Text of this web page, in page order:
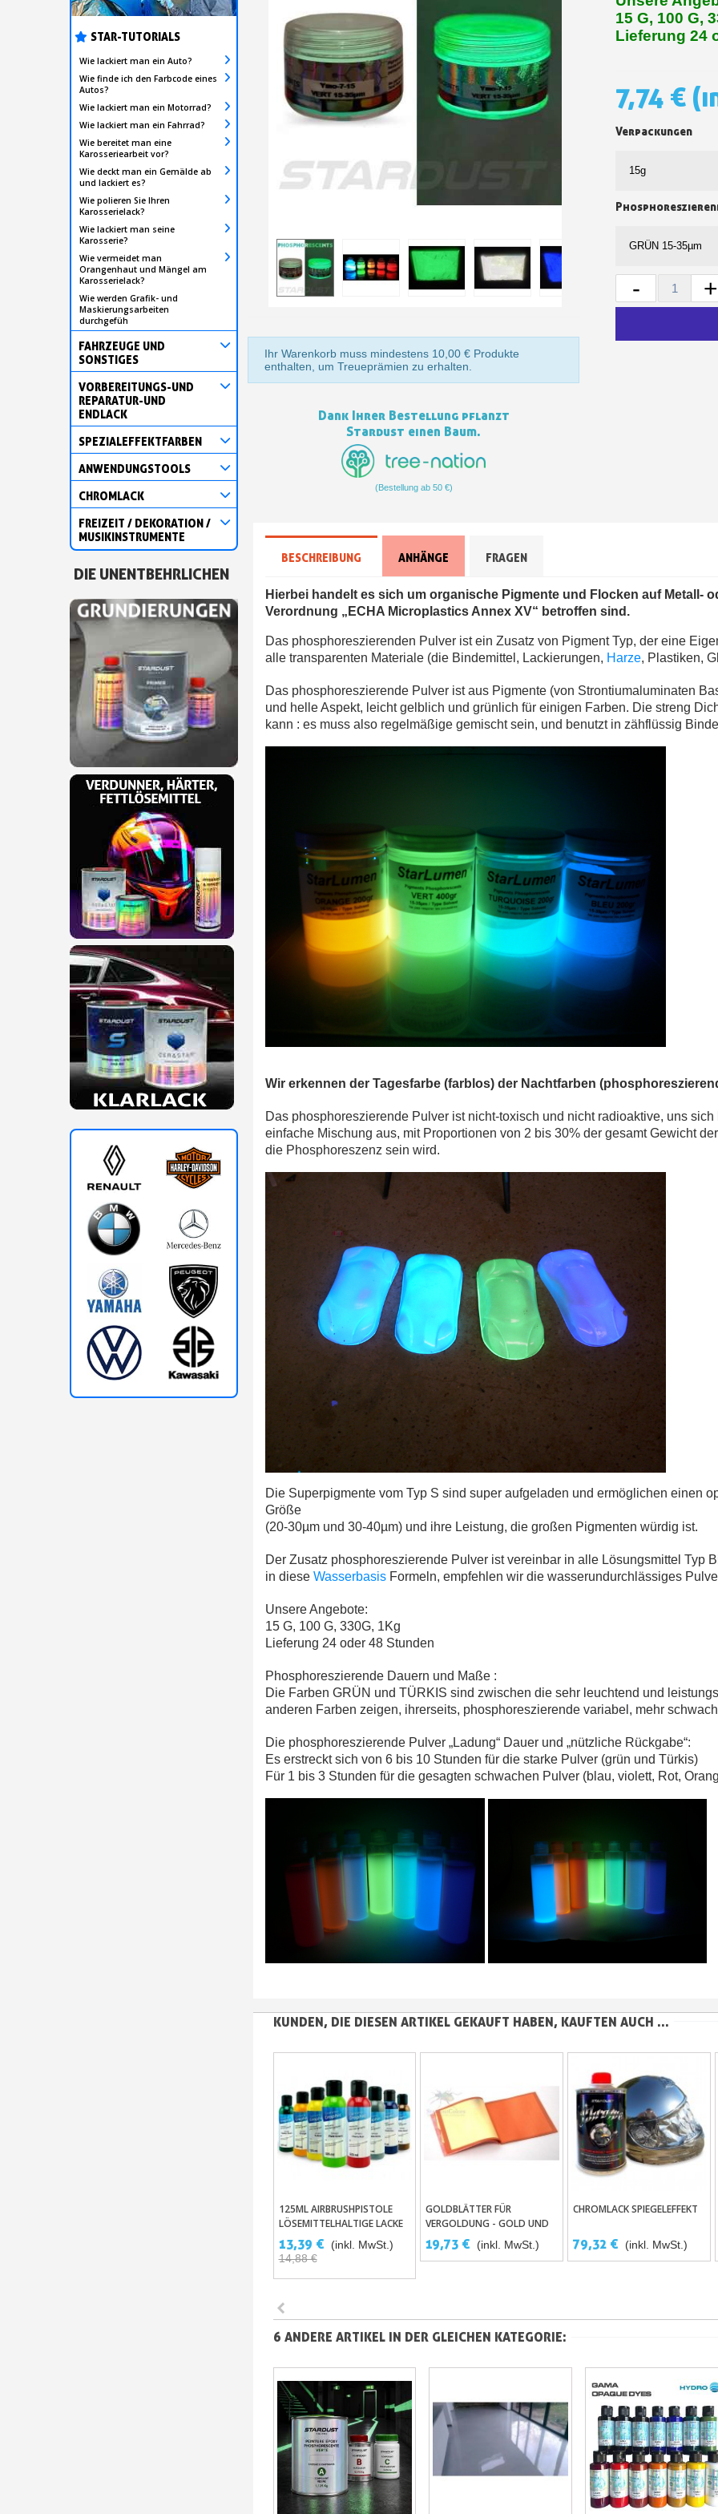
Ihr Online-Angebot
Teilen Sie Ihre Kreationen
Rücksendung von
10€
Teilen Sie Ihre Kreationen
Sammeln Sie mit
Rücksendung von
Rabatt von 5€
10€ Einkaufsgutschein
STAR-TUTORIALS
Wie lackiert man ein Auto?
Wie finde ich den Farbcode eines
Autos?
Wie lackiert man ein Motorrad?
Wie lackiert man ein Fahrrad?
Wie bereitet man eine
Karosseriearbeit vor?
Wie deckt man ein Gemälde ab
und lackiert es?
Wie polieren Sie Ihren
Karosserielack?
Wie lackiert man seine
Karosserie?
Wie vermeidet man
Orangenhaut und Mängel am
Karosserielack?
Wie werden Grafik- und
Maskierungsarbeiten
durchgefüh
FAHRZEUGE UND
SONSTIGES
VORBEREITUNGS-UND
REPARATUR-UND
ENDLACK
SPEZIALEFFEKTFARBEN
ANWENDUNGSTOOLS
CHROMLACK
FREIZEIT / DEKORATION /
MUSIKINSTRUMENTE
DIE UNENTBEHRLICHEN
Ihr Warenkorb muss mindestens 10,00 € Produkte
enthalten, um Treueprämien zu erhalten.
Dank Ihrer Bestellung pflanzt
Stardust einen Baum.
(Bestellung ab 50 €)
15 G, 100 G,
Lieferung 24
7,74 €
Verpackungen
- +
BESCHREIBUNG ANHÄNGE FRAGEN
Hierbei handelt es sich um organische Pigmente und Flocken auf Metall-
Verordnung „ECHA Microplastics Annex XV“ betroffen sind.
Das phosphoreszierenden Pulver ist ein Zusatz von Pigment Typ, der eine
alle transparenten Materiale (die Bindemittel, Lackierungen, Harze, Plastiken,
Das phosphoreszierende Pulver ist aus Pigmente (von Strontiumaluminaten
und helle Aspekt, leicht gelblich und grünlich für einigen Farben. Die streng
kann : es muss also regelmäßige gemischt sein, und benutzt in zähflüssig
Wir erkennen der Tagesfarbe (farblos) der Nachtfarben
Das phosphoreszierende Pulver ist nicht-toxisch und nicht radioaktive, uns
einfache Mischung aus, mit Proportionen von 2 bis 30% der gesamt Gewicht
die Phosphoreszenz sein wird.
Die Superpigmente vom Typ S sind super aufgeladen und ermöglichen einen
Größe
(20-30µm und 30-40µm) und ihre Leistung, die großen Pigmenten würdig ist.
Der Zusatz phosphoreszierende Pulver ist vereinbar in alle Lösungsmittel Typ
in diese WasserbasisFormeln, empfehlen wir die wasserundurchlässiges
Unsere Angebote:
15 G, 100 G, 330G, 1Kg
Lieferung 24 oder 48 Stunden
Phosphoreszierende Dauern und Maße :
Die Farben GRÜN und TÜRKIS sind zwischen die sehr leuchtend und
anderen Farben zeigen, ihrerseits, phosphoreszierende variabel, mehr
Die phosphoreszierende Pulver „Ladung“ Dauer und „nützliche Rückgabe“:
Es erstreckt sich von 6 bis 10 Stunden für die starke Pulver (grün und Türkis)
Für 1 bis 3 Stunden für die gesagten schwachen Pulver (blau, violett, Rot,
KUNDEN, DIE DIESEN ARTIKEL GEKAUFT HABEN, KAUFTEN AUCH ...
In Den Warenkorb
125ML AIRBRUSHPISTOLE
LÖSEMITTELHALTIGE LACKE
13,39 €
(inkl. MwSt.)
14,88 €
In Den Warenkorb
GOLDBLÄTTER FÜR
VERGOLDUNG - GOLD UND
SILBER
19,73 € (inkl. MwSt.)
In Den Warenkorb
CHROMLACK SPIEGELEFFEKT
79,32 € (inkl. MwSt.)
6 ANDERE ARTIKEL IN DER GLEICHEN KATEGORIE: